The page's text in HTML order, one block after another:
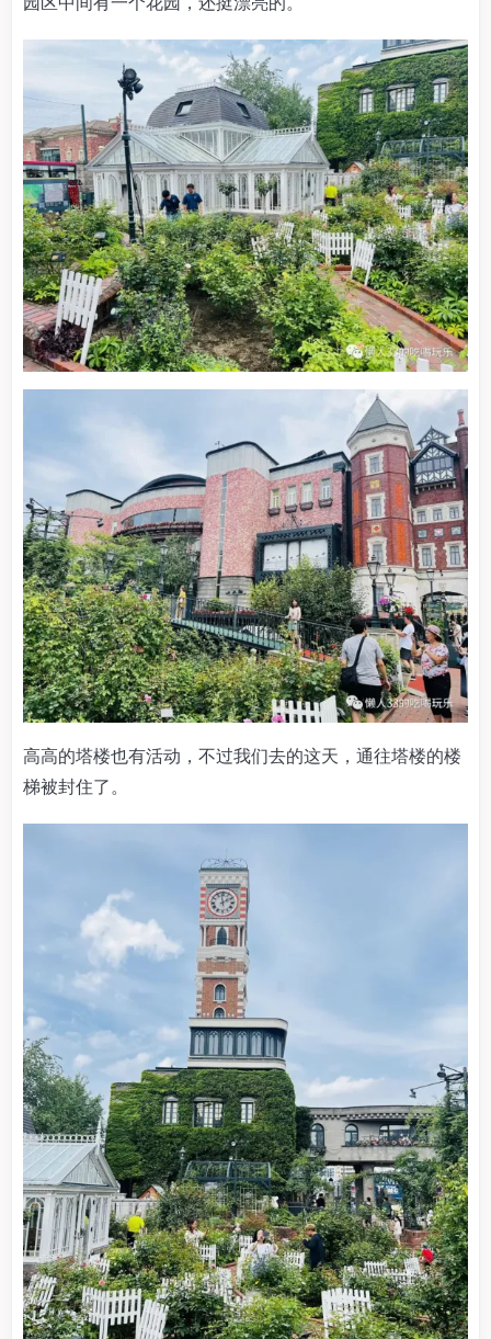
高高的塔楼也有活动，不过我们去的这天，通往塔楼的楼
梯被封住了。